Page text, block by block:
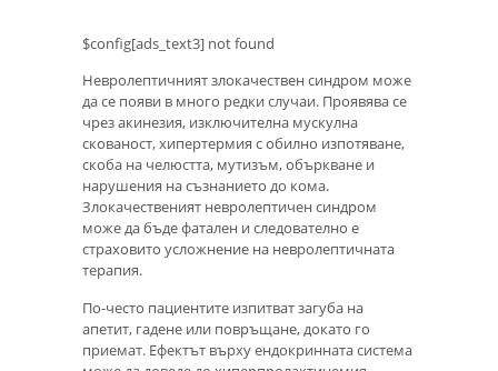
$config[ads_text3] not found
Невролептичният злокачествен синдром може
да се появи в много редки случаи. Проявява се
чрез акинезия, изключителна мускулна
скованост, хипертермия с обилно изпотяване,
скоба на челюстта, мутизъм, объркване и
нарушения на съзнанието до кома.
Злокачественият невролептичен синдром
може да бъде фатален и следователно е
страховито усложнение на невролептичната
терапия.
По-често пациентите изпитват загуба на
апетит, гадене или повръщане, докато го
приемат. Ефектът върху ендокринната система